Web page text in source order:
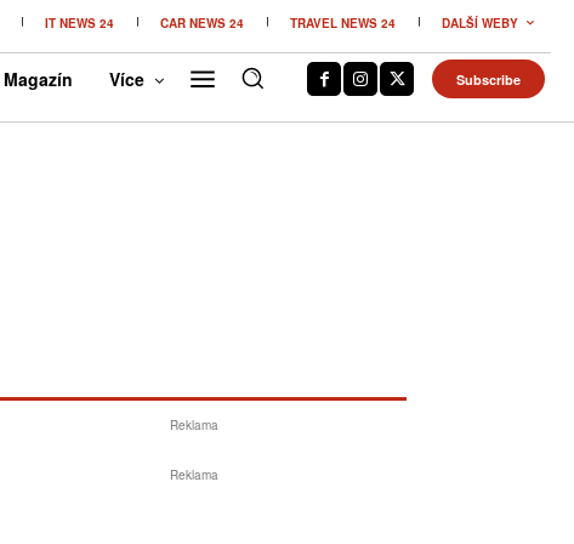
IT NEWS 24 CAR NEWS 24 TRAVEL NEWS 24 DALŠÍ WEBY
Magazín Více Subscribe
Reklama
Reklama